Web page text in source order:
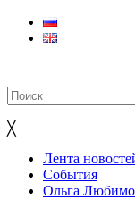
╳
Лента
События
Ольга